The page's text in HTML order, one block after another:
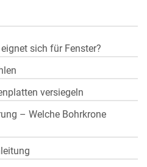
sich für Fenster?
versiegeln
– Welche Bohrkrone